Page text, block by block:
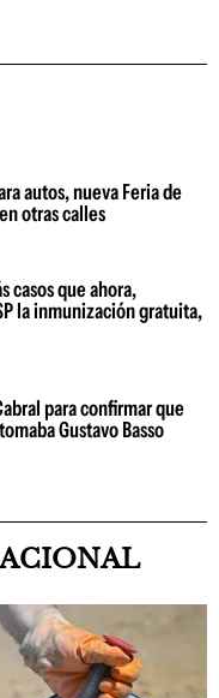
autos, nueva Feria de
otras calles
casos que ahora,
la inmunización gratuita,
para confirmar que
Gustavo Basso